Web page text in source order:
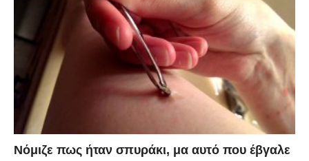
Νόμιζε πως ήταν σπυράκι, μα αυτό που έβγαλε